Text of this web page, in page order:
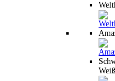
Weiß